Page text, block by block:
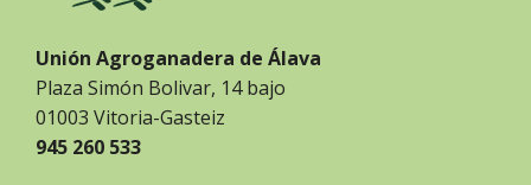
Unión Agroganadera de Álava
Plaza Simón Bolivar, 14 bajo
01003 Vitoria-Gasteiz
945 260 533